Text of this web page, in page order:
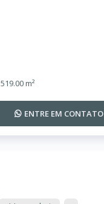
519.00 m²
ENTRE EM CONTATO